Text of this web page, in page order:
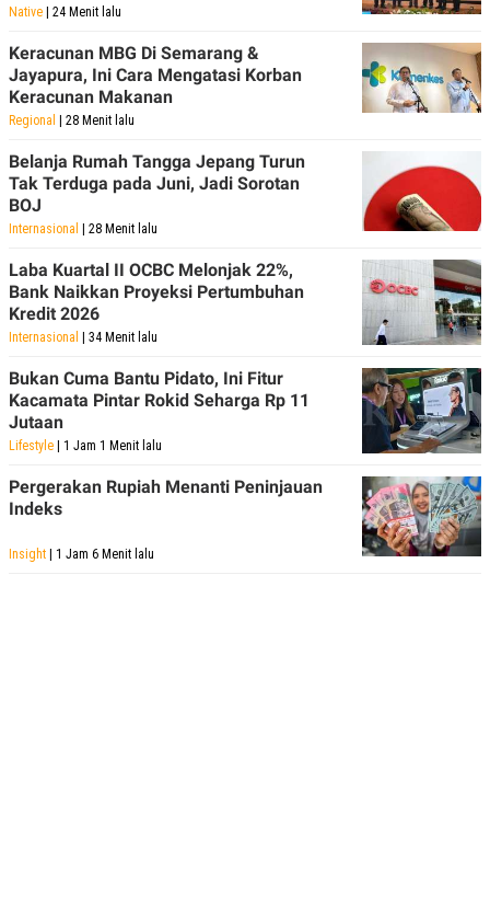
Native | 24 Menit lalu
Keracunan MBG Di Semarang &
Jayapura, Ini Cara Mengatasi Korban
Keracunan Makanan
Regional | 28 Menit lalu
Belanja Rumah Tangga Jepang Turun
Tak Terduga pada Juni, Jadi Sorotan
BOJ
Internasional | 28 Menit lalu
Laba Kuartal II OCBC Melonjak 22%,
Bank Naikkan Proyeksi Pertumbuhan
Kredit 2026
Internasional | 34 Menit lalu
Bukan Cuma Bantu Pidato, Ini Fitur
Kacamata Pintar Rokid Seharga Rp 11
Jutaan
Lifestyle | 1 Jam 1 Menit lalu
Pergerakan Rupiah Menanti Peninjauan
Indeks
Insight | 1 Jam 6 Menit lalu